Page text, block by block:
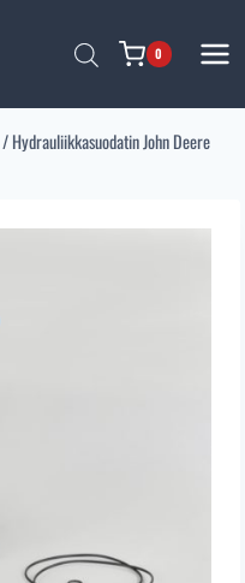
0
/Hydrauliikkasuodatin John Deere